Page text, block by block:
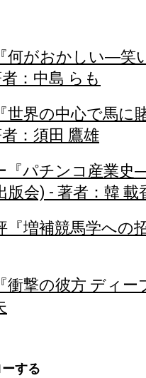
何がおかしい―笑
：中島 らも
世界の中心で馬に
：須田 鷹雄
『パチンコ産業史
会) - 著者：韓 載
『増補競馬学への
衝撃の彼方 ディ
ーする